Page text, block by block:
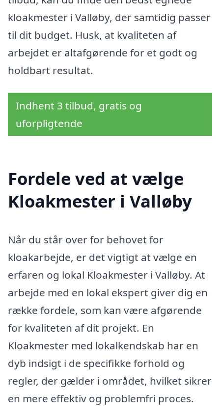
kloakmester i Valløby, der samtidig passer
til dit budget. Husk, at kvaliteten af
arbejdet er altafgørende for et godt og
holdbart resultat.
Indhent 3 tilbud, gratis og
uforpligtende
Fordele ved at vælge
Kloakmester i Valløby
Når du står over for behovet for
kloakarbejde, er det vigtigt at vælge en
erfaren og lokal Kloakmester i Valløby. At
arbejde med en lokal ekspert giver dig en
række fordele, som kan være afgørende
for kvaliteten af dit projekt. En
Kloakmester med lokalkendskab har en
dyb indsigt i de specifikke forhold og
regler, der gælder i området, hvilket sikrer
en mere effektiv og problemfri proces.